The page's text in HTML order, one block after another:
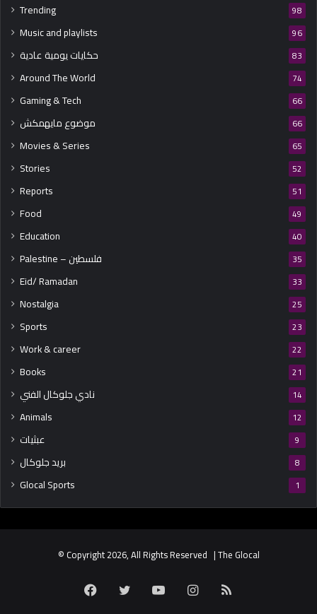
Trending 98
Music and playlists 96
حكايات يومية عادية 83
Around The World 74
Gaming & Tech 66
موضوع مايهمكش 66
Movies & Series 65
Stories 52
Reports 51
Food 49
Education 40
Palestine – فلسطين 35
Eid/ Ramadan 33
Nostalgia 25
Sports 23
Work & career 22
Books 21
نادي جلوكال الفني 14
Animals 12
عبثيات 9
بريد جلوكال 8
Glocal Sports 1
© Copyright 2026, All Rights Reserved | The Glocal
Facebook Twitter YouTubeInstagram